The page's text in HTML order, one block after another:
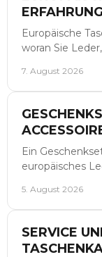
Europäische
woran Sie
7. August 2026
Ein
europäisches
Designgeschenk.
5. August 2026
SERVICE